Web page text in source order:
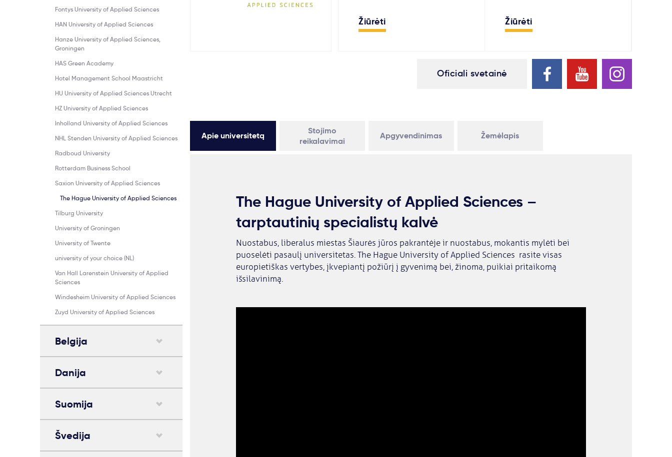
Fontys University of Applied Sciences
HAN University of Applied Sciences
Hanze University of Applied Sciences,
Groningen
HAS Green Academy
Hotel Management School Maastricht
HU University of Applied Sciences Utrecht
HZ University of Applied Sciences
Inholland University of Applied Sciences
NHL Stenden University of Applied Sciences
Radboud University
Rotterdam Business School
Saxion University of Applied Sciences
The Hague University of Applied Sciences
Tilburg University
University of Groningen
University of Twente
university of your choice (NL)
Van Hall Larenstein University of Applied
Sciences
Windesheim University of Applied Sciences
Zuyd University of Applied Sciences
Belgija
Danija
Suomija
Švedija
Žiūrėti Žiūrėti
Oficiali svetainė
Apie universitetą
Stojimo
reikalavimai
Apgyvendinimas Žemėlapis
The Hague University of Applied Sciences –
tarptautinių specialistų kalvė
Nuostabus, liberalus miestas Šiaurės jūros pakrantėje ir nuostabus, mokantis mylėti bei
puoselėti pasaulį universitetas. The Hague University of Applied Sciences rasite visas
europietiškas vertybes, įkvepiantį požiūrį į gyvenimą bei, žinoma, puikiai pritaikomą
išsilavinimą.